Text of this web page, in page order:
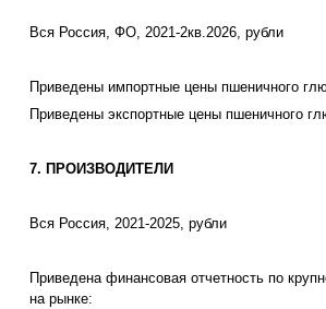
Вся Россия, ФО, 2021-2кв.2026, рубли
Приведены импортные цены пшеничного
Приведены экспортные цены пшеничного
7. ПРОИЗВОДИТЕЛИ
Вся Россия, 2021-2025, рубли
Приведена финансовая отчетность по
на рынке: